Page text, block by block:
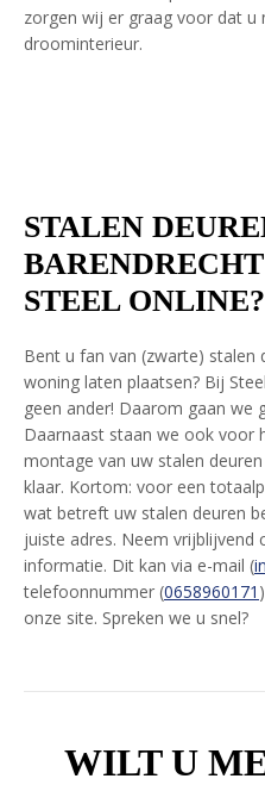
zorgen wij er graag voor dat
droominterieur.
STALEN
STEEL ONLINE?
Bent u fan van (zwarte) stalen
woning laten plaatsen? Bij
geen ander! Daarom gaan we
Daarnaast staan we ook voor
montage van uw stalen
klaar. Kortom: voor een
wat betreft uw stalen deuren
juiste adres. Neem
informatie. Dit kan via e-mail (
telefoonnummer (0658960171
onze site. Spreken we u snel?
WILT U